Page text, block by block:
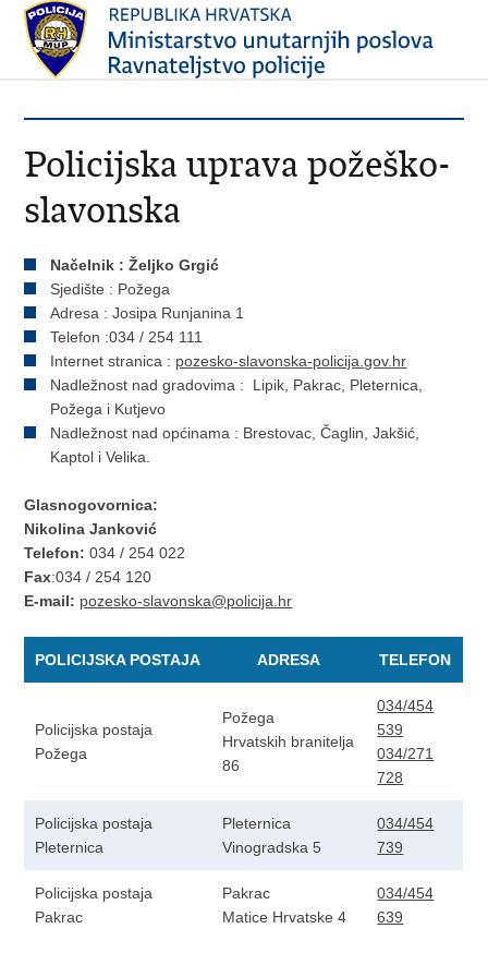
Policijska uprava požeško-
slavonska
Načelnik : Željko Grgić
Sjedište : Požega
Adresa : Josipa Runjanina 1
Telefon :034 / 254 111
Internet stranica : pozesko-slavonska-policija.gov.hr
Nadležnost nad gradovima : Lipik, Pakrac, Pleternica,
Požega i Kutjevo
Nadležnost nad općinama : Brestovac, Čaglin, Jakšić,
Kaptol i Velika.
Glasnogovornica:
Nikolina Janković
Telefon: 034 / 254 022
Fax:034 / 254 120
E-mail: pozesko-slavonska@policija.hr
POLICIJSKA POSTAJA ADRESA TELEFON
Policijska postaja
Požega
Požega
Hrvatskih branitelja
86
034/454
539
034/271
728
Policijska postaja
Pleternica
Pleternica
Vinogradska 5
034/454
739
Policijska postaja
Pakrac
Pakrac
Matice Hrvatske 4
034/454
639